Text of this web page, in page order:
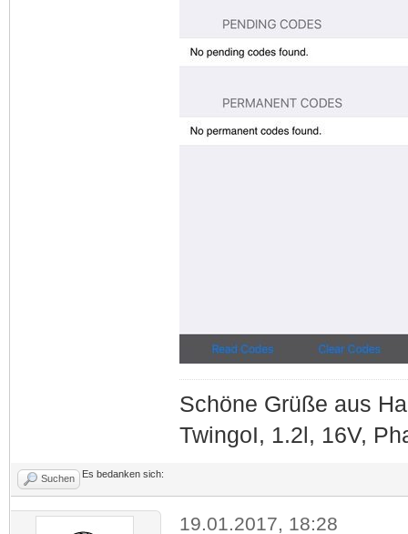
Schöne Grüße aus
TwingoI, 1.2l, 16V,
Suchen Es bedanken sich:
19.01.2017, 18:28